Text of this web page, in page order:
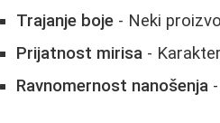
Trajanje boje - Neki
Prijatnost mirisa -
Ravnomernost nanošenja